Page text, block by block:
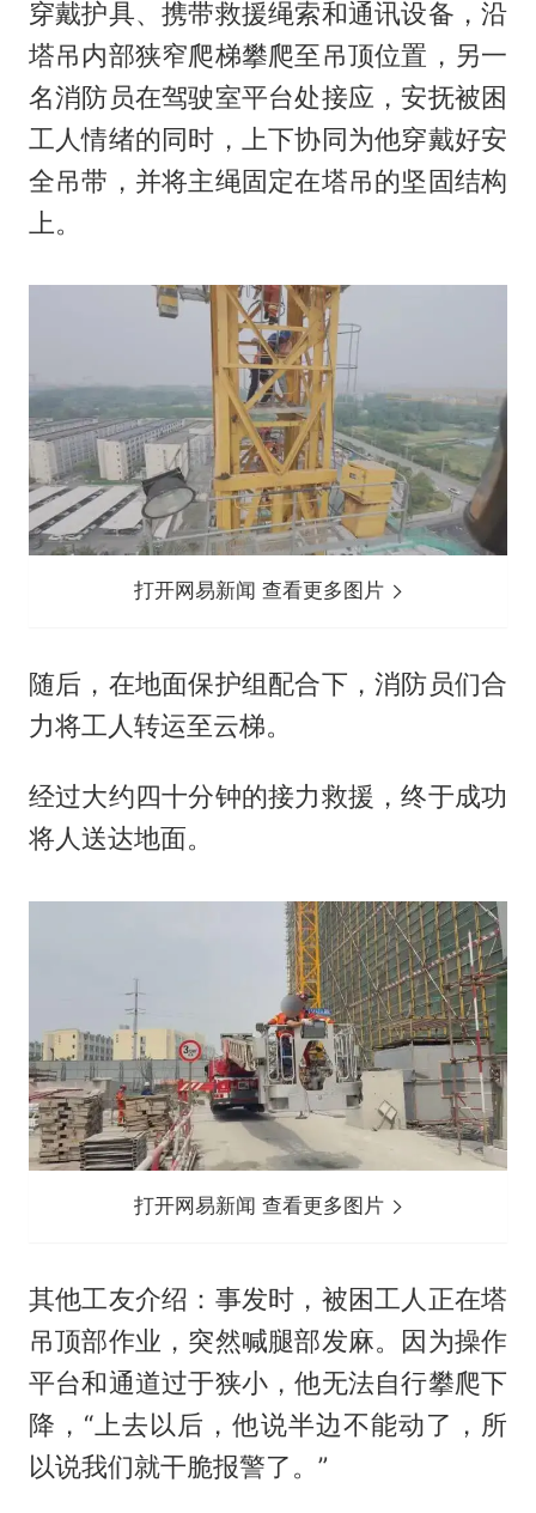
穿戴护具、携带救援绳索和通讯设备，沿
塔吊内部狭窄爬梯攀爬至吊顶位置，另一
名消防员在驾驶室平台处接应，安抚被困
工人情绪的同时，上下协同为他穿戴好安
全吊带，并将主绳固定在塔吊的坚固结构
上。
打开网易新闻 查看更多图片
随后，在地面保护组配合下，消防员们合
力将工人转运至云梯。
经过大约四十分钟的接力救援，终于成功
将人送达地面。
打开网易新闻 查看更多图片
其他工友介绍：事发时，被困工人正在塔
吊顶部作业，突然喊腿部发麻。因为操作
平台和通道过于狭小，他无法自行攀爬下
降，“上去以后，他说半边不能动了，所
以说我们就干脆报警了。”